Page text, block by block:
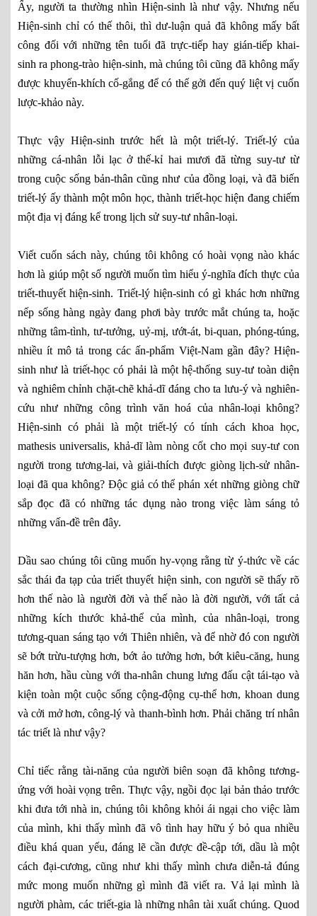
Ấy, người ta thường nhìn Hiện-sinh là như vậy. Nhưng nếu
Hiện-sinh chỉ có thế thôi, thì dư-luận quả đã không mấy bất
công đối với những tên tuổi đã trực-tiếp hay gián-tiếp khai-
sinh ra phong-trào hiện-sinh, mà chúng tôi cũng đã không mấy
được khuyến-khích cố-gắng để có thể gởi đến quý liệt vị cuốn
lược-khảo này.
Thực vậy Hiện-sinh trước hết là một triết-lý. Triết-lý của
những cá-nhân lỗi lạc ở thế-kỉ hai mươi đã từng suy-tư từ
trong cuộc sống bản-thân cũng như của đồng loại, và đã biến
triết-lý ấy thành một môn học, thành triết-học hiện đang chiếm
một địa vị đáng kể trong lịch sử suy-tư nhân-loại.
Viết cuốn sách này, chúng tôi không có hoài vọng nào khác
hơn là giúp một số người muốn tìm hiểu ý-nghĩa đích thực của
triết-thuyết hiện-sinh. Triết-lý hiện-sinh có gì khác hơn những
nếp sống hàng ngày đang phơi bày trước mắt chúng ta, hoặc
những tâm-tình, tư-tưởng, uỷ-mị, ướt-át, bi-quan, phóng-túng,
nhiều ít mô tả trong các ấn-phẩm Việt-Nam gần đây? Hiện-
sinh như là triết-học có phải là một hệ-thống suy-tư toàn diện
và nghiêm chỉnh chặt-chẽ khả-dĩ đáng cho ta lưu-ý và nghiên-
cứu như những công trình văn hoá của nhân-loại không?
Hiện-sinh có phải là một triết-lý có tính cách khoa học,
mathesis universalis, khả-dĩ làm nòng cốt cho mọi suy-tư con
người trong tương-lai, và giải-thích được giòng lịch-sử nhân-
loại đã qua không? Độc giả có thể phán xét những giòng chữ
sắp đọc đã có những tác dụng nào trong việc làm sáng tỏ
những vấn-đề trên đây.
Dầu sao chúng tôi cũng muốn hy-vọng rằng từ ý-thức về các
sắc thái đa tạp của triết thuyết hiện sinh, con người sẽ thấy rõ
hơn thế nào là người đời và thế nào là đời người, với tất cả
những kích thước khả-thể của mình, của nhân-loại, trong
tương-quan sáng tạo với Thiên nhiên, và để nhờ đó con người
sẽ bớt trừu-tượng hơn, bớt ảo tưởng hơn, bớt kiêu-căng, hung
hăn hơn, hầu cùng với tha-nhân chung lưng đấu cật tái-tạo và
kiện toàn một cuộc sống cộng-động cụ-thể hơn, khoan dung
và cởi mở hơn, công-lý và thanh-bình hơn. Phải chăng trí nhân
tác triết là như vậy?
Chỉ tiếc rằng tài-năng của người biên soạn đã không tương-
ứng với hoài vọng trên. Thực vậy, ngồi đọc lại bản thảo trước
khi đưa tới nhà in, chúng tôi không khỏi ái ngại cho việc làm
của mình, khi thấy mình đã vô tình hay hữu ý bỏ qua nhiều
điều khá quan yếu, đáng lẽ cần được đề-cập tới, dầu là một
cách đại-cương, cũng như khi thấy mình chưa diễn-tả đúng
mức mong muốn những gì mình đã viết ra. Vả lại mình là
người phàm, các triết-gia là những nhân tài xuất chúng. Quod